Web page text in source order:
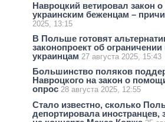
Навроцкий ветировал закон
украинским беженцам –
2025, 13:15
В Польше готовят
законопроект об
украинцам 27 августа 2025, 15:43
Большинство поляков
Навроцкого на закон о
опрос 28 августа 2025, 12:55
Стало известно, сколько
депортировала иностранцев,